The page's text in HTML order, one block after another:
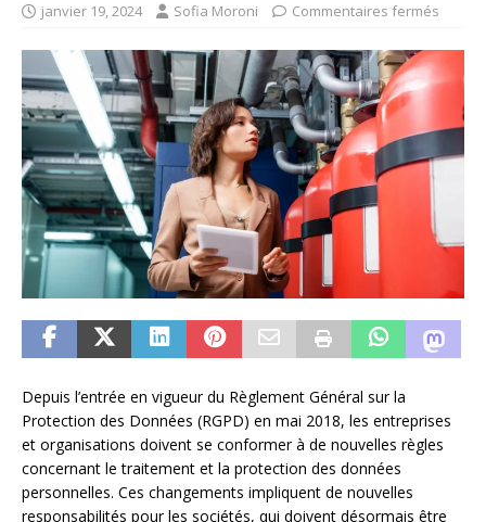
janvier 19, 2024 Sofia Moroni Commentaires fermés
Depuis l’entrée en vigueur du Règlement Général sur la
Protection des Données (RGPD) en mai 2018, les entreprises
et organisations doivent se conformer à de nouvelles règles
concernant le traitement et la protection des données
personnelles. Ces changements impliquent de nouvelles
responsabilités pour les sociétés, qui doivent désormais être